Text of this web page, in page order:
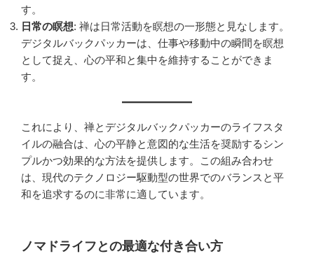
す。
日常の瞑想: 禅は日常活動を瞑想の一形態と見なします。
デジタルバックパッカーは、仕事や移動中の瞬間を瞑想
として捉え、心の平和と集中を維持することができま
す。
これにより、禅とデジタルバックパッカーのライフスタ
イルの融合は、心の平静と意図的な生活を奨励するシン
プルかつ効果的な方法を提供します。この組み合わせ
は、現代のテクノロジー駆動型の世界でのバランスと平
和を追求するのに非常に適しています。
ノマドライフとの最適な付き合い方